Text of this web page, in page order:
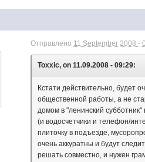
Отправлено 11 September 2008 -
Toxxic, on 11.09.2008 - 09:29:
Кстати действительно, будет
общественной работы, а не
домом в "ленинский
(и водосчетчики и телефон/
плиточку в подъезде,
очень аккуратны и будут
решать совместно, и нужен